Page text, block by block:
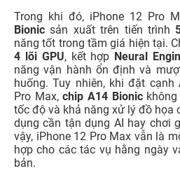
Trong khi đó, iPhone 12 Pro
Bionic sản xuất trên tiến trình
năng tốt trong tầm giá hiện tại.
4 lõi GPU, kết hợp Neural
năng vận hành ổn định và
huống. Tuy nhiên, khi đặt cạnh
Pro Max,chip A14 Bionic
tốc độ và khả năng xử lý đồ họa
dụng cần tận dụng AI hay chơi
vậy, iPhone 12 Pro Max vẫn là
hợp cho các tác vụ hằng ngày
bản.